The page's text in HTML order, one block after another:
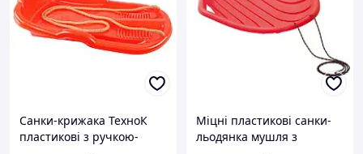
Санки-крижака ТехноК
пластикові з ручкою-
Міцні пластикові санки-
льодянка мушля з